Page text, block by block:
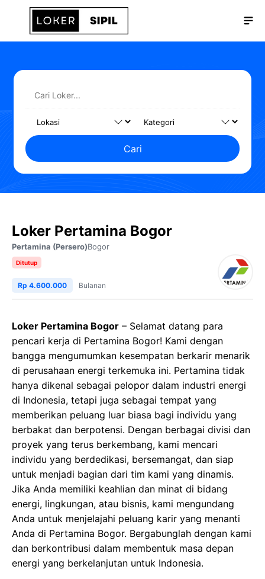
Langsung
Cari
Loker Pertamina Bogor
Pertamina (Persero)Bogor
Ditutup
Rp 4.600.000 Bulanan
Loker Pertamina Bogor – Selamat datang para
pencari kerja di Pertamina Bogor! Kami dengan
bangga mengumumkan kesempatan berkarir menarik
di perusahaan energi terkemuka ini. Pertamina tidak
hanya dikenal sebagai pelopor dalam industri energi
di Indonesia, tetapi juga sebagai tempat yang
memberikan peluang luar biasa bagi individu yang
berbakat dan berpotensi. Dengan berbagai divisi dan
proyek yang terus berkembang, kami mencari
individu yang berdedikasi, bersemangat, dan siap
untuk menjadi bagian dari tim kami yang dinamis.
Jika Anda memiliki keahlian dan minat di bidang
energi, lingkungan, atau bisnis, kami mengundang
Anda untuk menjelajahi peluang karir yang menanti
Anda di Pertamina Bogor. Bergabunglah dengan kami
dan berkontribusi dalam membentuk masa depan
energi yang berkelanjutan untuk Indonesia.